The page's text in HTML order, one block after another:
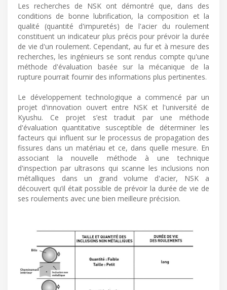
Les recherches de NSK ont démontré que, dans des
conditions de bonne lubrification, la composition et la
qualité (quantité d'impuretés) de l'acier du roulement
constituent un indicateur plus précis pour prévoir la durée
de vie d'un roulement. Cependant, au fur et à mesure des
recherches, les ingénieurs se sont rendus compte qu'une
méthode d'évaluation basée sur la mécanique de la
rupture pourrait fournir des informations plus pertinentes.
Le développement technologique a commencé par un
projet d'innovation ouvert entre NSK et l'université de
Kyushu. Ce projet s’est traduit par une méthode
d'évaluation quantitative susceptible de déterminer les
facteurs qui influent sur le processus de propagation des
fissures dans un matériau et ce, dans quelle mesure. En
associant la nouvelle méthode à une technique
d'inspection par ultrasons qui scanne les inclusions non
métalliques dans un grand volume d'acier, NSK a
découvert qu’il était possible de prévoir la durée de vie de
ses roulements avec une bien meilleure précision.